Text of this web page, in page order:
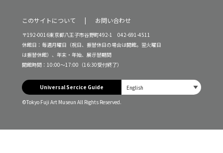
このサイトについて お問い合わせ
〒192-0016東京都八王子市谷野町492-1 042-691-4511
休館日：毎週月曜日（祝日、振替休日の場合は開館。翌火曜日
は振替休館）、年末・年始、展示替期間
開館時間：10:00～17:00（16:30受付終了）
Universal Sercice Guide
©Tokyo Fuji Art Museun All Rights Reserved.